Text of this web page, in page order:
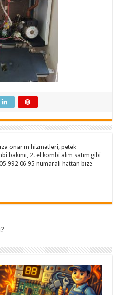
onarım hizmetleri, petek
bakımı, 2. el kombi alım satım gibi
992 06 95 numaralı hattan bize